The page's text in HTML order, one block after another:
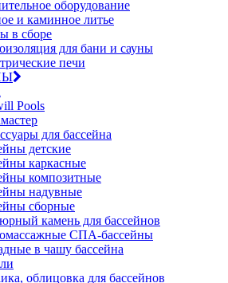
оборудование
и каминное литье
в сборе
для бани и сауны
печи
Pools
для бассейна
детские
каркасные
композитные
надувные
сборные
камень для бассейнов
СПА-бассейны
в чашу бассейна
облицовка для бассейнов